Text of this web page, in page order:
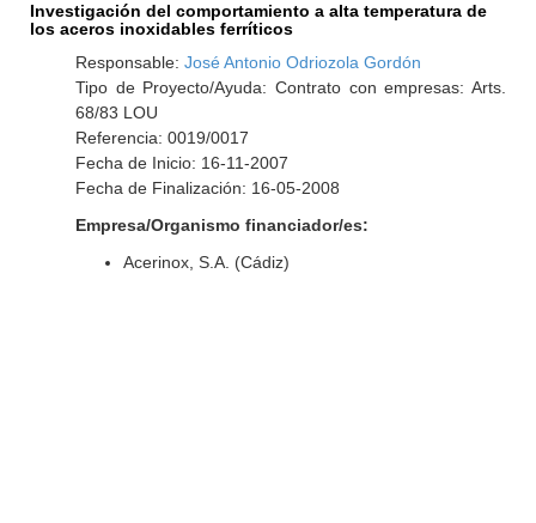
Investigación del comportamiento a alta temperatura de
los aceros inoxidables ferríticos
Responsable: José Antonio Odriozola Gordón
Tipo de Proyecto/Ayuda: Contrato con empresas: Arts.
68/83 LOU
Referencia: 0019/0017
Fecha de Inicio: 16-11-2007
Fecha de Finalización: 16-05-2008
Empresa/Organismo financiador/es:
Acerinox, S.A. (Cádiz)